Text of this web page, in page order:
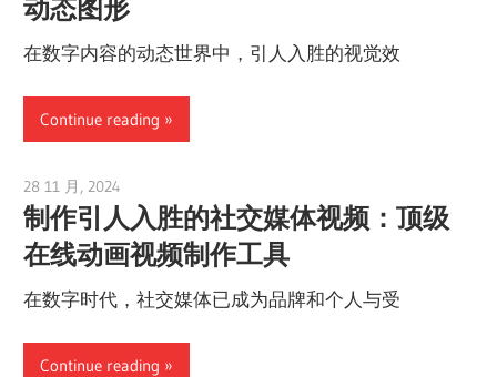
动态图形
在数字内容的动态世界中，引人入胜的视觉效
Continue reading
28 11 月, 2024
制作引人入胜的社交媒体视频：顶级
在线动画视频制作工具
在数字时代，社交媒体已成为品牌和个人与受
Continue reading